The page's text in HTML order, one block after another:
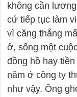
không cần
cứ tiếp tục làm
vì căng thẳng
ở, sống một
đồng hồ hay
năm ở công ty
như vậy. Ông